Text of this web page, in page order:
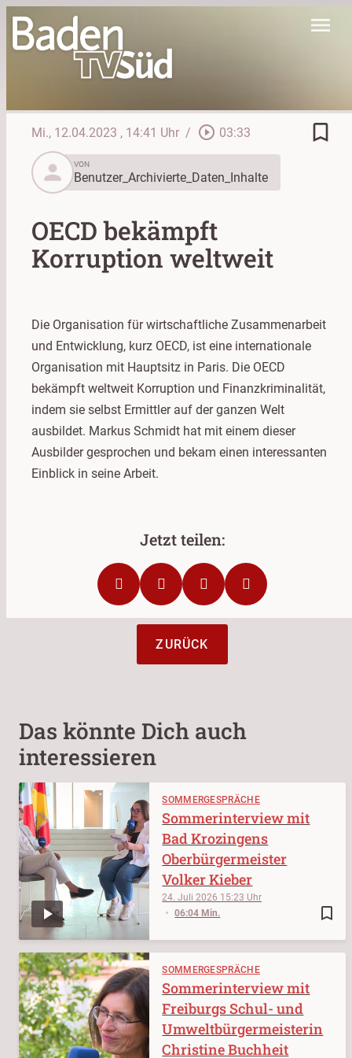
menu
Mi., 12.04.2023 , 14:41 Uhr / play_circle_outline 03:33
bookmark_border
person
VON
Benutzer_Archivierte_Daten_Inhalte
OECD bekämpft
Korruption weltweit
Die Organisation für wirtschaftliche Zusammenarbeit
und Entwicklung, kurz OECD, ist eine internationale
Organisation mit Hauptsitz in Paris. Die OECD
bekämpft weltweit Korruption und Finanzkriminalität,
indem sie selbst Ermittler auf der ganzen Welt
ausbildet. Markus Schmidt hat mit einem dieser
Ausbilder gesprochen und bekam einen interessanten
Einblick in seine Arbeit.
ZURÜCK
Das könnte Dich auch
interessieren
SOMMERGESPRÄCHE
bookmark_border
24. Juli 2026 15:23
06:04 Min.
Sommerinterview mit
Bad Krozingens
Oberbürgermeister
Volker Kieber
SOMMERGESPRÄCHE
Sommerinterview mit
Freiburgs Schul- und
Umweltbürgermeisterin
Christine Buchheit